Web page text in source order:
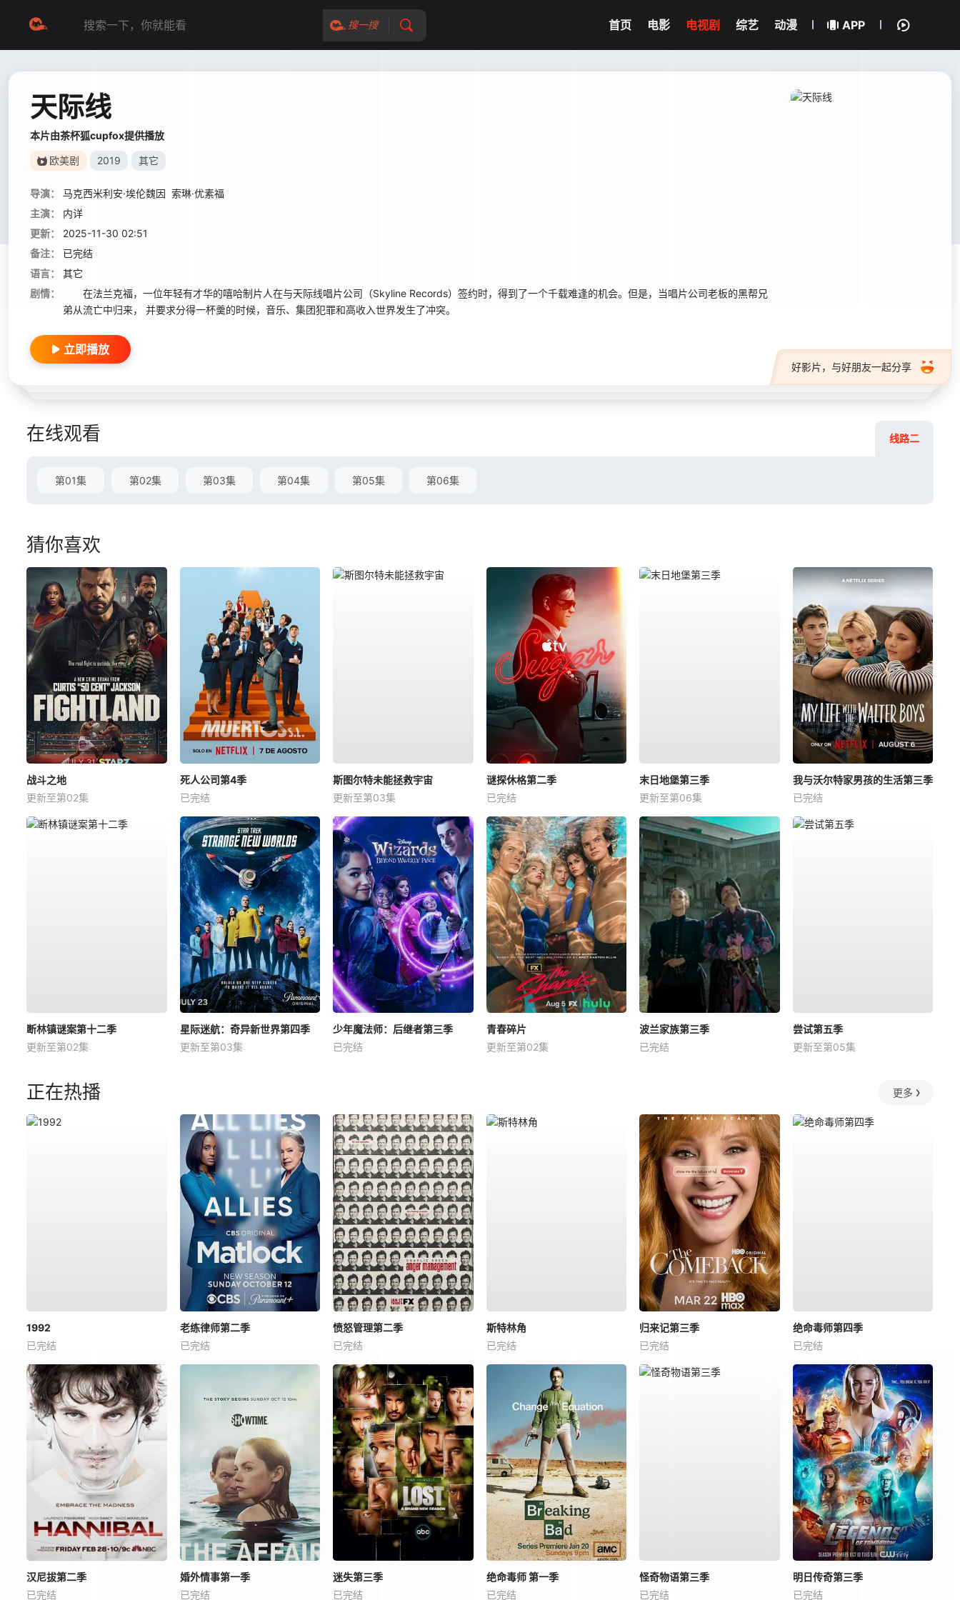
搜一搜 首页 电影 电视剧 综艺 动漫 APP
天际线
本片由茶杯狐cupfox提供播放
欧美剧 2019 其它
导演： 马克西米利安·埃伦魏因 索琳·优素福
主演：
内详
更新：
2025-11-30 02:51
备注：
已完结
语言：
其它
剧情：
在法兰克福，一位年轻有才华的嘻哈制片人在与天际线唱片公司（Skyline Records）签约时，得到了一个千载难逢的机会。但是，当唱片公司老板的黑帮兄
弟从流亡中归来， 并要求分得一杯羹的时候，音乐、集团犯罪和高收入世界发生了冲突。
好影片，与好朋友一起分享
立即播放
在线观看 线路二
第01集 第02集 第03集 第04集 第05集 第06集
猜你喜欢
战斗之地
更新至第02集
死人公司第4季
已完结
斯图尔特未能拯救宇宙
更新至第03集
谜探休格第二季
已完结
末日地堡第三季
更新至第06集
我与沃尔特家男孩的生活第三季
已完结
断林镇谜案第十二季
更新至第02集
星际迷航：奇异新世界第四季
更新至第03集
少年魔法师：后继者第三季
已完结
青春碎片
更新至第02集
波兰家族第三季
已完结
尝试第五季
更新至第05集
正在热播 更多
1992
已完结
老练律师第二季
已完结
愤怒管理第二季
已完结
斯特林角
已完结
归来记第三季
已完结
绝命毒师第四季
已完结
汉尼拔第二季
已完结
婚外情事第一季
已完结
迷失第三季
已完结
绝命毒师 第一季
已完结
怪奇物语第三季
已完结
明日传奇第三季
已完结